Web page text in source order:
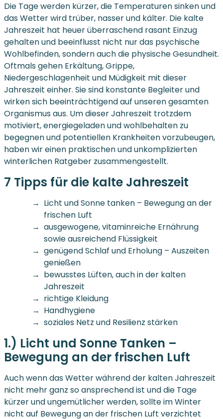
Die Tage werden kürzer, die Temperaturen sinken und
das Wetter wird trüber, nasser und kälter. Die kalte
Jahreszeit hat heuer überraschend rasant Einzug
gehalten und beeinflusst nicht nur das psychische
Wohlbefinden, sondern auch die physische Gesundheit.
Oftmals gehen Erkältung, Grippe,
Niedergeschlagenheit und Müdigkeit mit dieser
Jahreszeit einher. Sie sind konstante Begleiter und
wirken sich beeinträchtigend auf unseren gesamten
Organismus aus. Um dieser Jahreszeit trotzdem
motiviert, energiegeladen und wohlbehalten zu
begegnen und potentiellen Krankheiten vorzubeugen,
haben wir einen praktischen und unkomplizierten
winterlichen Ratgeber zusammengestellt.
7 Tipps für die kalte Jahreszeit
Licht und Sonne tanken – Bewegung an der
frischen Luft
ausgewogene, vitaminreiche Ernährung
sowie ausreichend Flüssigkeit
genügend Schlaf und Erholung – Auszeiten
genießen
bewusstes Lüften, auch in der kalten
Jahreszeit
richtige Kleidung
Handhygiene
soziales Netz und Resilienz stärken
1.) Licht und Sonne Tanken –
Bewegung an der frischen Luft
Auch wenn das Wetter während der kalten Jahreszeit
nicht mehr ganz so ansprechend ist und die Tage
kürzer und ungemütlicher werden, sollte im Winter
nicht auf Bewegung an der frischen Luft verzichtet